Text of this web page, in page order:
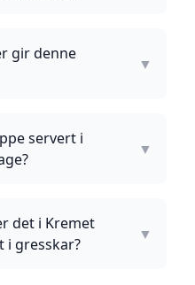
gir denne
▼
servert i
▼
det i Kremet
i gresskar?
▼